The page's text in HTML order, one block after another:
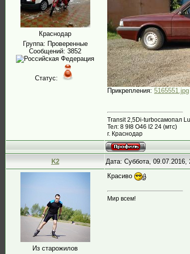
Краснодар
Группа: Проверенные
Сообщений: 3852
Статус:
Прикрепления: 5165551.jpg
Transit 2,5Di-turboсамопал
Тел: 8 9I8 О46 I2 24 (мтс)
г. Краснодар
K2 Дата: Суббота,
Из старожилов
Красиво
Мир всем!